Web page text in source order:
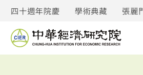
四十週年院慶 學術典藏 張麗